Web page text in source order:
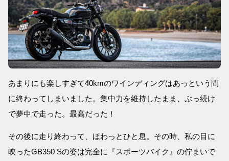
あまりにも楽しすぎて40kmのワインディングはあっという間
に終わってしまいました。集中力を維持したまま、ぶっ続け
で夢中で走った。最高だった！
その後に走り終わって、ほわっとひと息。その時、私の目に
映ったGB350 Sの姿は完全に『スポーツバイク』の佇まいで